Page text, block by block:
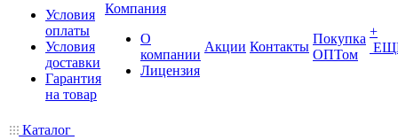
Условия
оплаты
Условия
доставки
Гарантия
на товар
Компания
О
компании
Лицензия
Акции Контакты
Покупка
ОПТом
+
Каталог